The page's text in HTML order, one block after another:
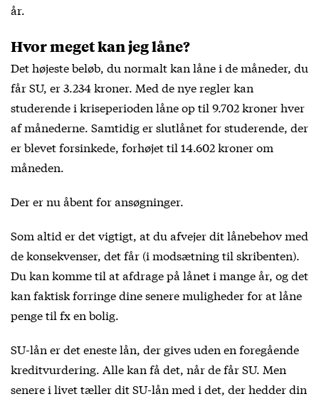
år.
Hvor meget kan jeg låne?
Det højeste beløb, du normalt kan låne i de måneder, du
får SU, er 3.234 kroner. Med de nye regler kan
studerende i kriseperioden låne op til 9.702 kroner hver
af månederne. Samtidig er slutlånet for studerende, der
er blevet forsinkede, forhøjet til 14.602 kroner om
måneden.
Der er nu åbent for ansøgninger.
Som altid er det vigtigt, at du afvejer dit lånebehov med
de konsekvenser, det får (i modsætning til skribenten).
Du kan komme til at afdrage på lånet i mange år, og det
kan faktisk forringe dine senere muligheder for at låne
penge til fx en bolig.
SU-lån er det eneste lån, der gives uden en foregående
kreditvurdering. Alle kan få det, når de får SU. Men
senere i livet tæller dit SU-lån med i det, der hedder din